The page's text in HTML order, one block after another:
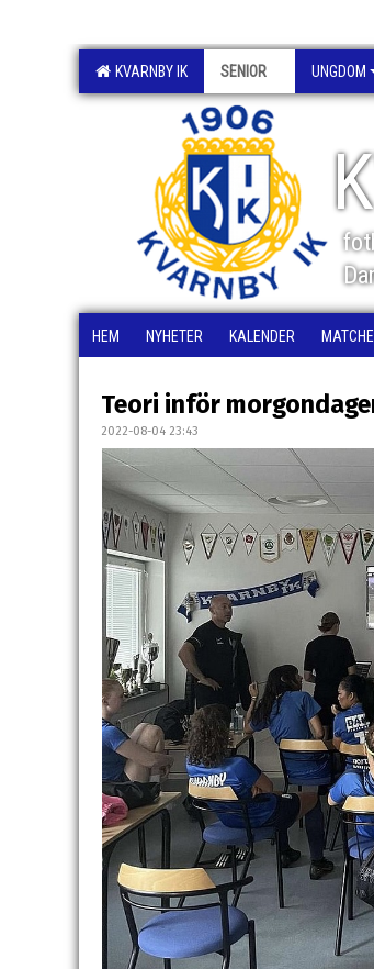
KVARNBY IK SENIOR UNGDOM
HEM NYHETER KALENDER
Teori inför
2022-08-04 23:43